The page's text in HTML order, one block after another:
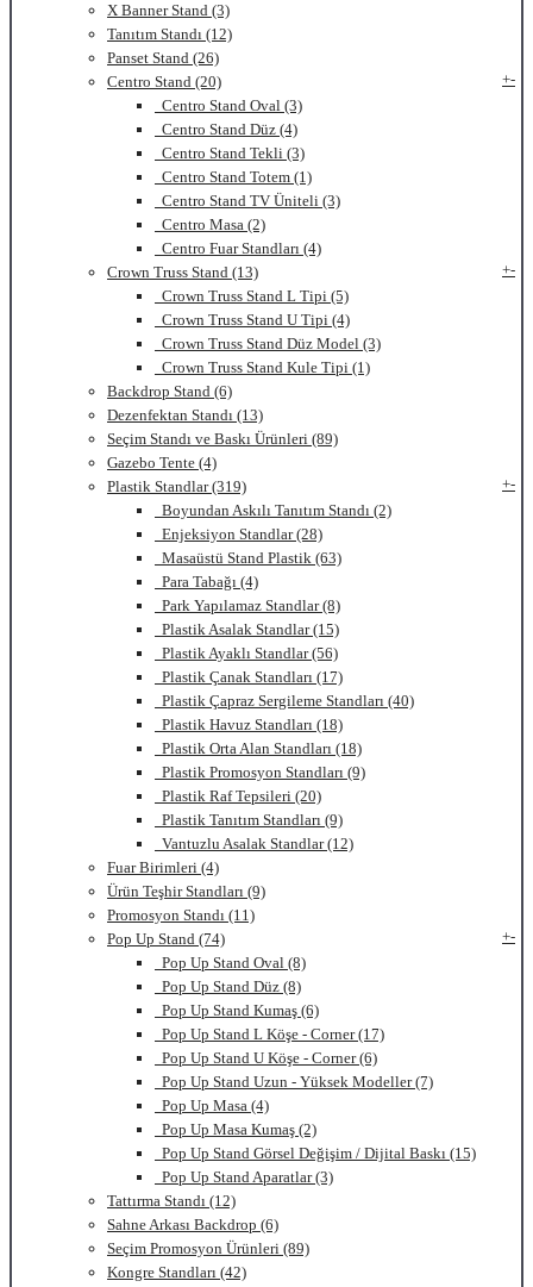
X Banner Stand (3)
Tanıtım Standı (12)
Panset Stand (26)
Centro Stand (20)
+-
Centro Stand Oval (3)
Centro Stand Düz (4)
Centro Stand Tekli (3)
Centro Stand Totem (1)
Centro Stand TV Üniteli (3)
Centro Masa (2)
Centro Fuar Standları (4)
Crown Truss Stand (13)
+-
Crown Truss Stand L Tipi (5)
Crown Truss Stand U Tipi (4)
Crown Truss Stand Düz Model (3)
Crown Truss Stand Kule Tipi (1)
Backdrop Stand (6)
Dezenfektan Standı (13)
Seçim Standı ve Baskı Ürünleri (89)
Gazebo Tente (4)
Plastik Standlar (319)
+-
Boyundan Askılı Tanıtım Standı (2)
Enjeksiyon Standlar (28)
Masaüstü Stand Plastik (63)
Para Tabağı (4)
Park Yapılamaz Standlar (8)
Plastik Asalak Standlar (15)
Plastik Ayaklı Standlar (56)
Plastik Çanak Standları (17)
Plastik Çapraz Sergileme Standları (40)
Plastik Havuz Standları (18)
Plastik Orta Alan Standları (18)
Plastik Promosyon Standları (9)
Plastik Raf Tepsileri (20)
Plastik Tanıtım Standları (9)
Vantuzlu Asalak Standlar (12)
Fuar Birimleri (4)
Ürün Teşhir Standları (9)
Promosyon Standı (11)
Pop Up Stand (74)
+-
Pop Up Stand Oval (8)
Pop Up Stand Düz (8)
Pop Up Stand Kumaş (6)
Pop Up Stand L Köşe - Corner (17)
Pop Up Stand U Köşe - Corner (6)
Pop Up Stand Uzun - Yüksek Modeller (7)
Pop Up Masa (4)
Pop Up Masa Kumaş (2)
Pop Up Stand Görsel Değişim / Dijital Baskı (15)
Pop Up Stand Aparatlar (3)
Tattırma Standı (12)
Sahne Arkası Backdrop (6)
Seçim Promosyon Ürünleri (89)
Kongre Standları (42)